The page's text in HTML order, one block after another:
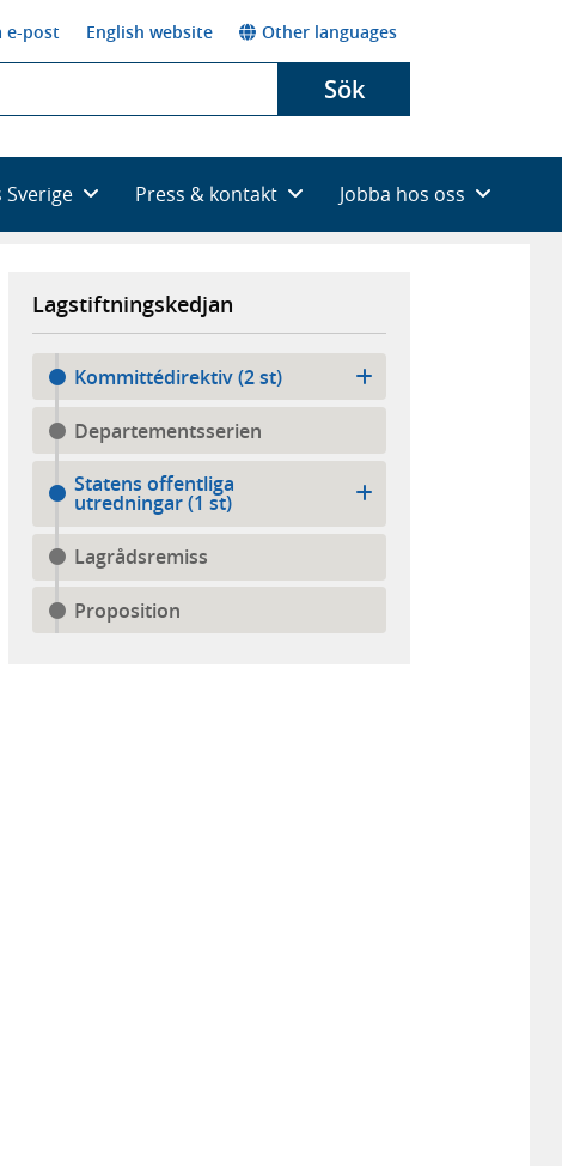
e-post English website Other languages
Sök
Sverige Press & kontakt Jobba hos oss
Lagstiftningskedjan
Kommittédirektiv (2 st)
Departementsserien
Statens offentliga
utredningar (1 st)
Lagrådsremiss
Proposition